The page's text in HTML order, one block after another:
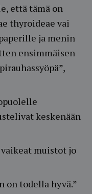
että tämä on
thyroideae vai
ja menin
ensimmäisen
keskenään
muistot jo
on todella hyvä.”